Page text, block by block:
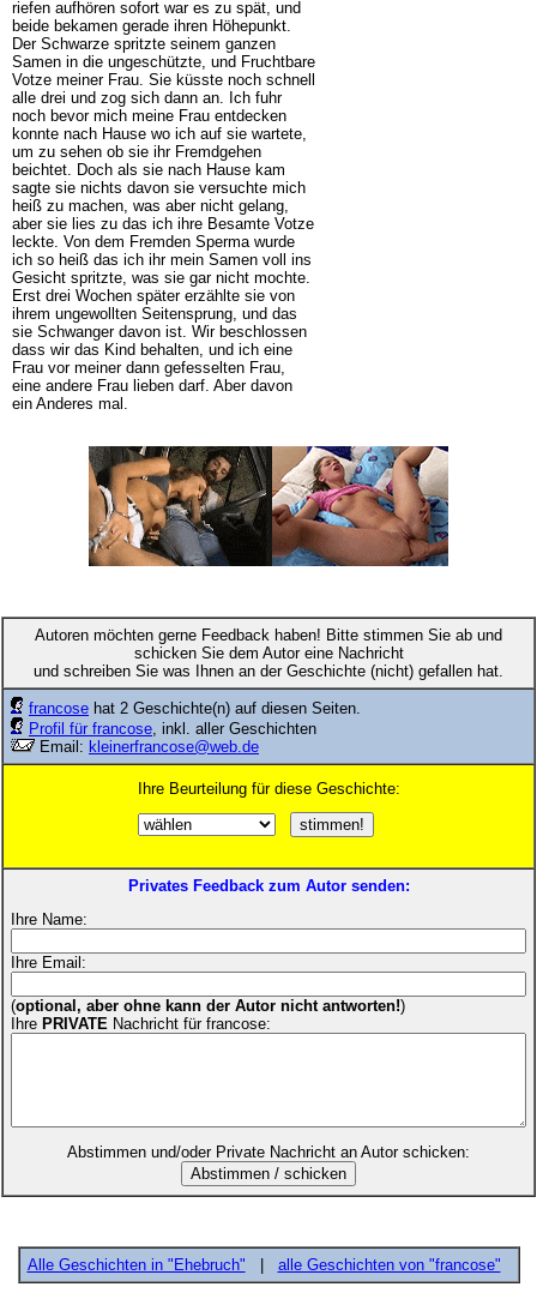
riefen aufhören sofort war es zu spät, und
beide bekamen gerade ihren Höhepunkt.
Der Schwarze spritzte seinem ganzen
Samen in die ungeschützte, und Fruchtbare
Votze meiner Frau. Sie küsste noch schnell
alle drei und zog sich dann an. Ich fuhr
noch bevor mich meine Frau entdecken
konnte nach Hause wo ich auf sie wartete,
um zu sehen ob sie ihr Fremdgehen
beichtet. Doch als sie nach Hause kam
sagte sie nichts davon sie versuchte mich
heiß zu machen, was aber nicht gelang,
aber sie lies zu das ich ihre Besamte Votze
leckte. Von dem Fremden Sperma wurde
ich so heiß das ich ihr mein Samen voll ins
Gesicht spritzte, was sie gar nicht mochte.
Erst drei Wochen später erzählte sie von
ihrem ungewollten Seitensprung, und das
sie Schwanger davon ist. Wir beschlossen
dass wir das Kind behalten, und ich eine
Frau vor meiner dann gefesselten Frau,
eine andere Frau lieben darf. Aber davon
ein Anderes mal.
Autoren möchten gerne Feedback haben! Bitte stimmen Sie ab und
schicken Sie dem Autor eine Nachricht
und schreiben Sie was Ihnen an der Geschichte (nicht) gefallen hat.
francose hat 2 Geschichte(n) auf diesen Seiten.
Profil für francose , inkl. aller Geschichten
Email: kleinerfrancose@web.de
Ihre Beurteilung für diese Geschichte:
Privates Feedback zum Autor senden:
Ihre Name:
Ihre Email:
(optional, aber ohne kann der Autor nicht antworten!)
Ihre PRIVATE Nachricht für francose:
Abstimmen und/oder Private Nachricht an Autor schicken:
Alle Geschichten in "Ehebruch" alle Geschichten von "francose"